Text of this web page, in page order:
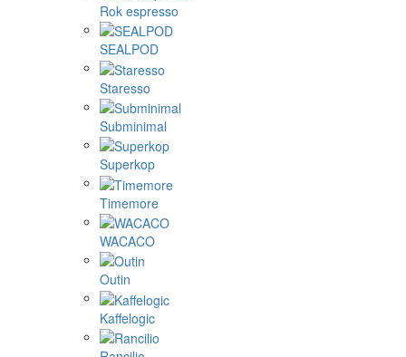
Rok espresso
SEALPOD
Staresso
Subminimal
Superkop
Timemore
WACACO
Outin
Kaffelogic